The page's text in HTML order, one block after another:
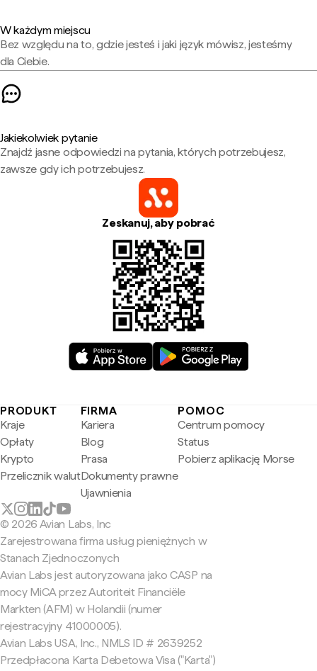
W każdym miejscu
Bez względu na to, gdzie jesteś i jaki język mówisz, jesteśmy
dla Ciebie.
Jakiekolwiek pytanie
Znajdź jasne odpowiedzi na pytania, których potrzebujesz,
zawsze gdy ich potrzebujesz.
Zeskanuj, aby pobrać
PRODUKT
Kraje
Opłaty
Krypto
Przelicznik walut
FIRMA
Kariera
Blog
Prasa
Dokumenty prawne
Ujawnienia
POMOC
Centrum pomocy
Status
Pobierz aplikację Morse
© 2026 Avian Labs, Inc
Zarejestrowana firma usług pieniężnych w
Stanach Zjednoczonych
Avian Labs jest autoryzowana jako CASP na
mocy MiCA przez Autoriteit Financiële
Markten (AFM) w Holandii (numer
rejestracyjny 41000005).
Avian Labs USA, Inc., NMLS ID # 2639252
Przedpłacona Karta Debetowa Visa ("Karta")